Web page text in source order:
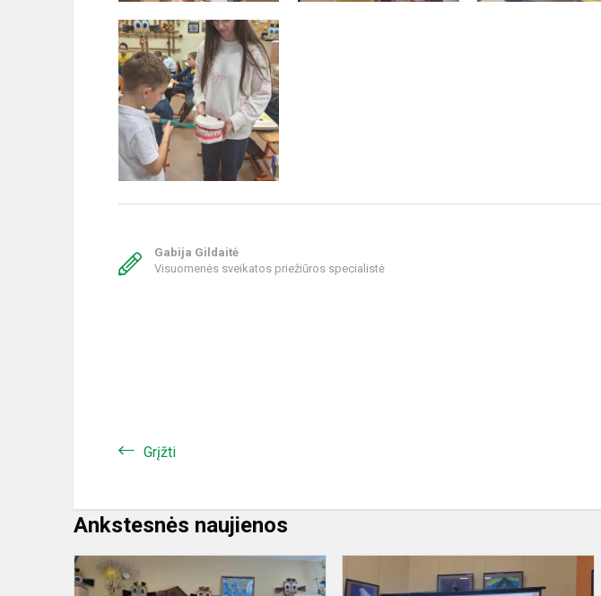
Gabija Gildaitė
Visuomenės sveikatos priežiūros specialistė
Grįžti
Ankstesnės naujienos
Edukacinė
programa